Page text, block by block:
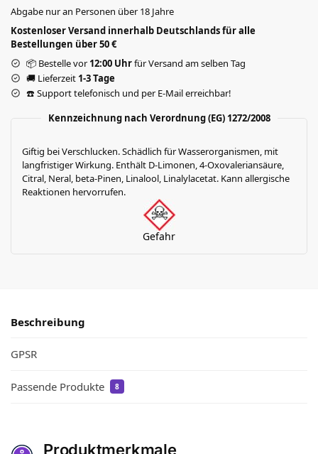
Abgabe nur an Personen über 18 Jahre
Kostenloser Versand innerhalb Deutschlands für alle
Bestellungen über 50 €
📦 Bestelle vor12:00 Uhrfür Versand am selben Tag
🚚 Lieferzeit 1-3 Tage
☎️ Support telefonisch und per E-Mail erreichbar!
Kennzeichnung nach Verordnung (EG) 1272/2008
Giftig bei Verschlucken. Schädlich für Wasserorganismen, mit
langfristiger Wirkung. Enthält D-Limonen, 4-Oxovaleriansäure,
Citral, Neral, beta-Pinen, Linalool, Linalylacetat. Kann allergische
Reaktionen hervorrufen.
Gefahr
Beschreibung
GPSR
Passende Produkte 8
Produktmerkmale